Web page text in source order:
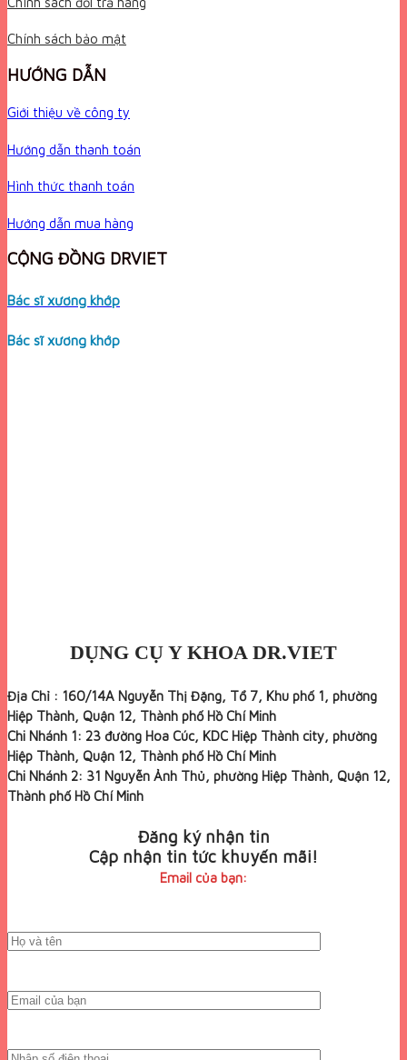
Chính sách bảo mật
HƯỚNG DẪN
Giới thiệu về công ty
Hướng dẫn thanh toán
Hình thức thanh toán
Hướng dẫn mua hàng
CỘNG ĐỒNG DRVIET
Bác sĩ xương khớp
Bác sĩ xương khớp
DỤNG CỤ Y KHOA DR.VIET
Địa Chỉ : 160/14A Nguyễn Thị Đặng, Tổ 7, Khu phố 1, phường
Hiệp Thành, Quận 12, Thành phố Hồ Chí Minh
Chi Nhánh 1: 23 đường Hoa Cúc, KDC Hiệp Thành city, phường
Hiệp Thành, Quận 12, Thành phố Hồ Chí Minh
Chi Nhánh 2: 31 Nguyễn Ảnh Thủ, phường Hiệp Thành, Quận 12,
Thành phố Hồ Chí Minh
Đăng ký nhận tin
Cập nhận tin tức khuyến mãi!
Email của bạn: